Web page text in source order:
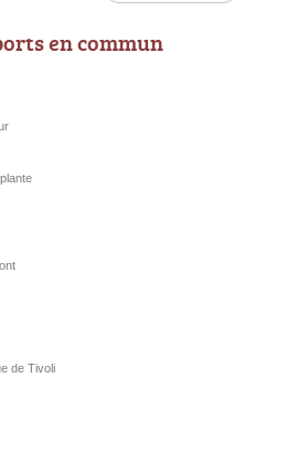
en commun
de Tivoli